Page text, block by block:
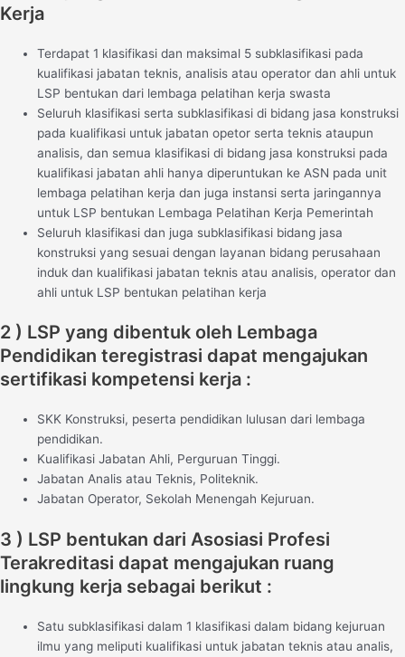
Kerja
Terdapat 1 klasifikasi dan maksimal 5 subklasifikasi pada
kualifikasi jabatan teknis, analisis atau operator dan ahli untuk
LSP bentukan dari lembaga pelatihan kerja swasta
Seluruh klasifikasi serta subklasifikasi di bidang jasa konstruksi
pada kualifikasi untuk jabatan opetor serta teknis ataupun
analisis, dan semua klasifikasi di bidang jasa konstruksi pada
kualifikasi jabatan ahli hanya diperuntukan ke ASN pada unit
lembaga pelatihan kerja dan juga instansi serta jaringannya
untuk LSP bentukan Lembaga Pelatihan Kerja Pemerintah
Seluruh klasifikasi dan juga subklasifikasi bidang jasa
konstruksi yang sesuai dengan layanan bidang perusahaan
induk dan kualifikasi jabatan teknis atau analisis, operator dan
ahli untuk LSP bentukan pelatihan kerja
2 ) LSP yang dibentuk oleh Lembaga
Pendidikan teregistrasi dapat mengajukan
sertifikasi kompetensi kerja :
SKK Konstruksi, peserta pendidikan lulusan dari lembaga
pendidikan.
Kualifikasi Jabatan Ahli, Perguruan Tinggi.
Jabatan Analis atau Teknis, Politeknik.
Jabatan Operator, Sekolah Menengah Kejuruan.
3 ) LSP bentukan dari Asosiasi Profesi
Terakreditasi dapat mengajukan ruang
lingkung kerja sebagai berikut :
Satu subklasifikasi dalam 1 klasifikasi dalam bidang kejuruan
ilmu yang meliputi kualifikasi untuk jabatan teknis atau analis,